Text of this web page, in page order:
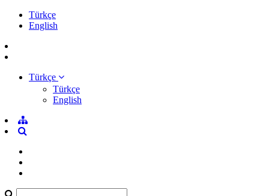
Türkçe
English
Türkçe
Türkçe
English